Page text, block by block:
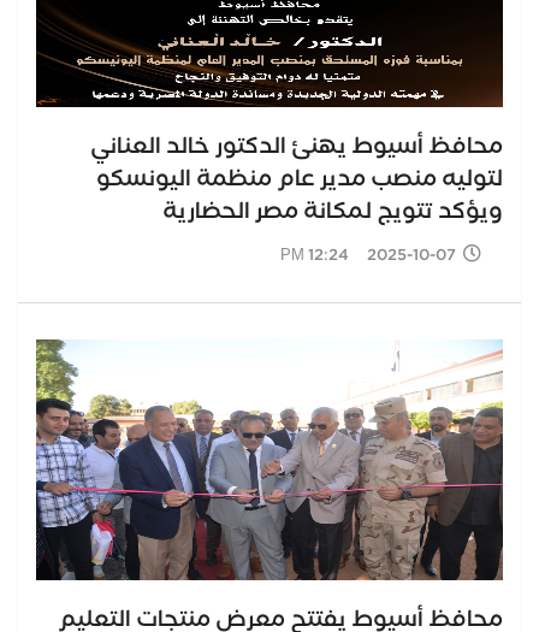
محافظ أسيوط يهنئ الدكتور خالد العناني
لتوليه منصب مدير عام منظمة اليونسكو
ويؤكد تتويج لمكانة مصر الحضارية
2025-10-07 12:24 PM
محافظ أسيوط يفتتح معرض منتجات التعليم